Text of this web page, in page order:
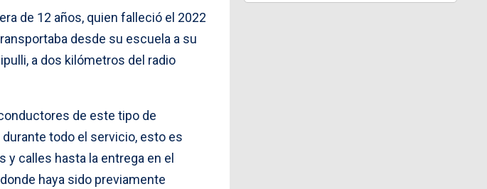
de 12 años, quien falleció el 2022
desde su escuela a su
a dos kilómetros del radio
de este tipo de
todo el servicio, esto es
y calles hasta la entrega en el
haya sido previamente